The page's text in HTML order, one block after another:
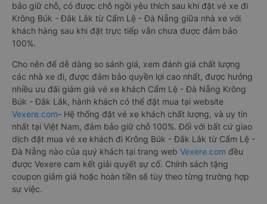
bảo giữ chỗ, có được chỗ ngồi yêu thích sau khi đặt vé xe đi
Krông Búk - Đắk Lắk từ Cẩm Lệ - Đà Nẵng giữa nhà xe với
khách hàng sau khi đặt trực tiếp vẫn chưa được đảm bảo
100%.
Cho nên để dễ dàng so sánh giá, xem đánh giá chất lượng
các nhà xe đi, được đảm bảo quyền lợi cao nhất, được hưởng
nhiều ưu đãi giảm giá vé xe khách Cẩm Lệ - Đà Nẵng Krông
Búk - Đắk Lắk, hành khách có thể đặt mua tại website
Vexere.com- Hệ thống đặt vé xe khách chất lượng, và uy tín
nhất tại Việt Nam, đảm bảo giữ chỗ 100%. Đối với bất cứ giao
dịch đặt mua vé xe khách đi Krông Búk - Đắk Lắk từ Cẩm Lệ -
Đà Nẵng nào của quý khách tại trang web Vexere.com đều
được Vexere cam kết giải quyết sự cố. Chính sách tặng
coupon giảm giá hoặc hoàn tiền sẽ tùy theo từng trường hợp
sự việc.